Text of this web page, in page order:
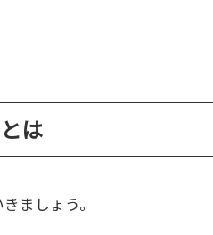
は
ましょう。